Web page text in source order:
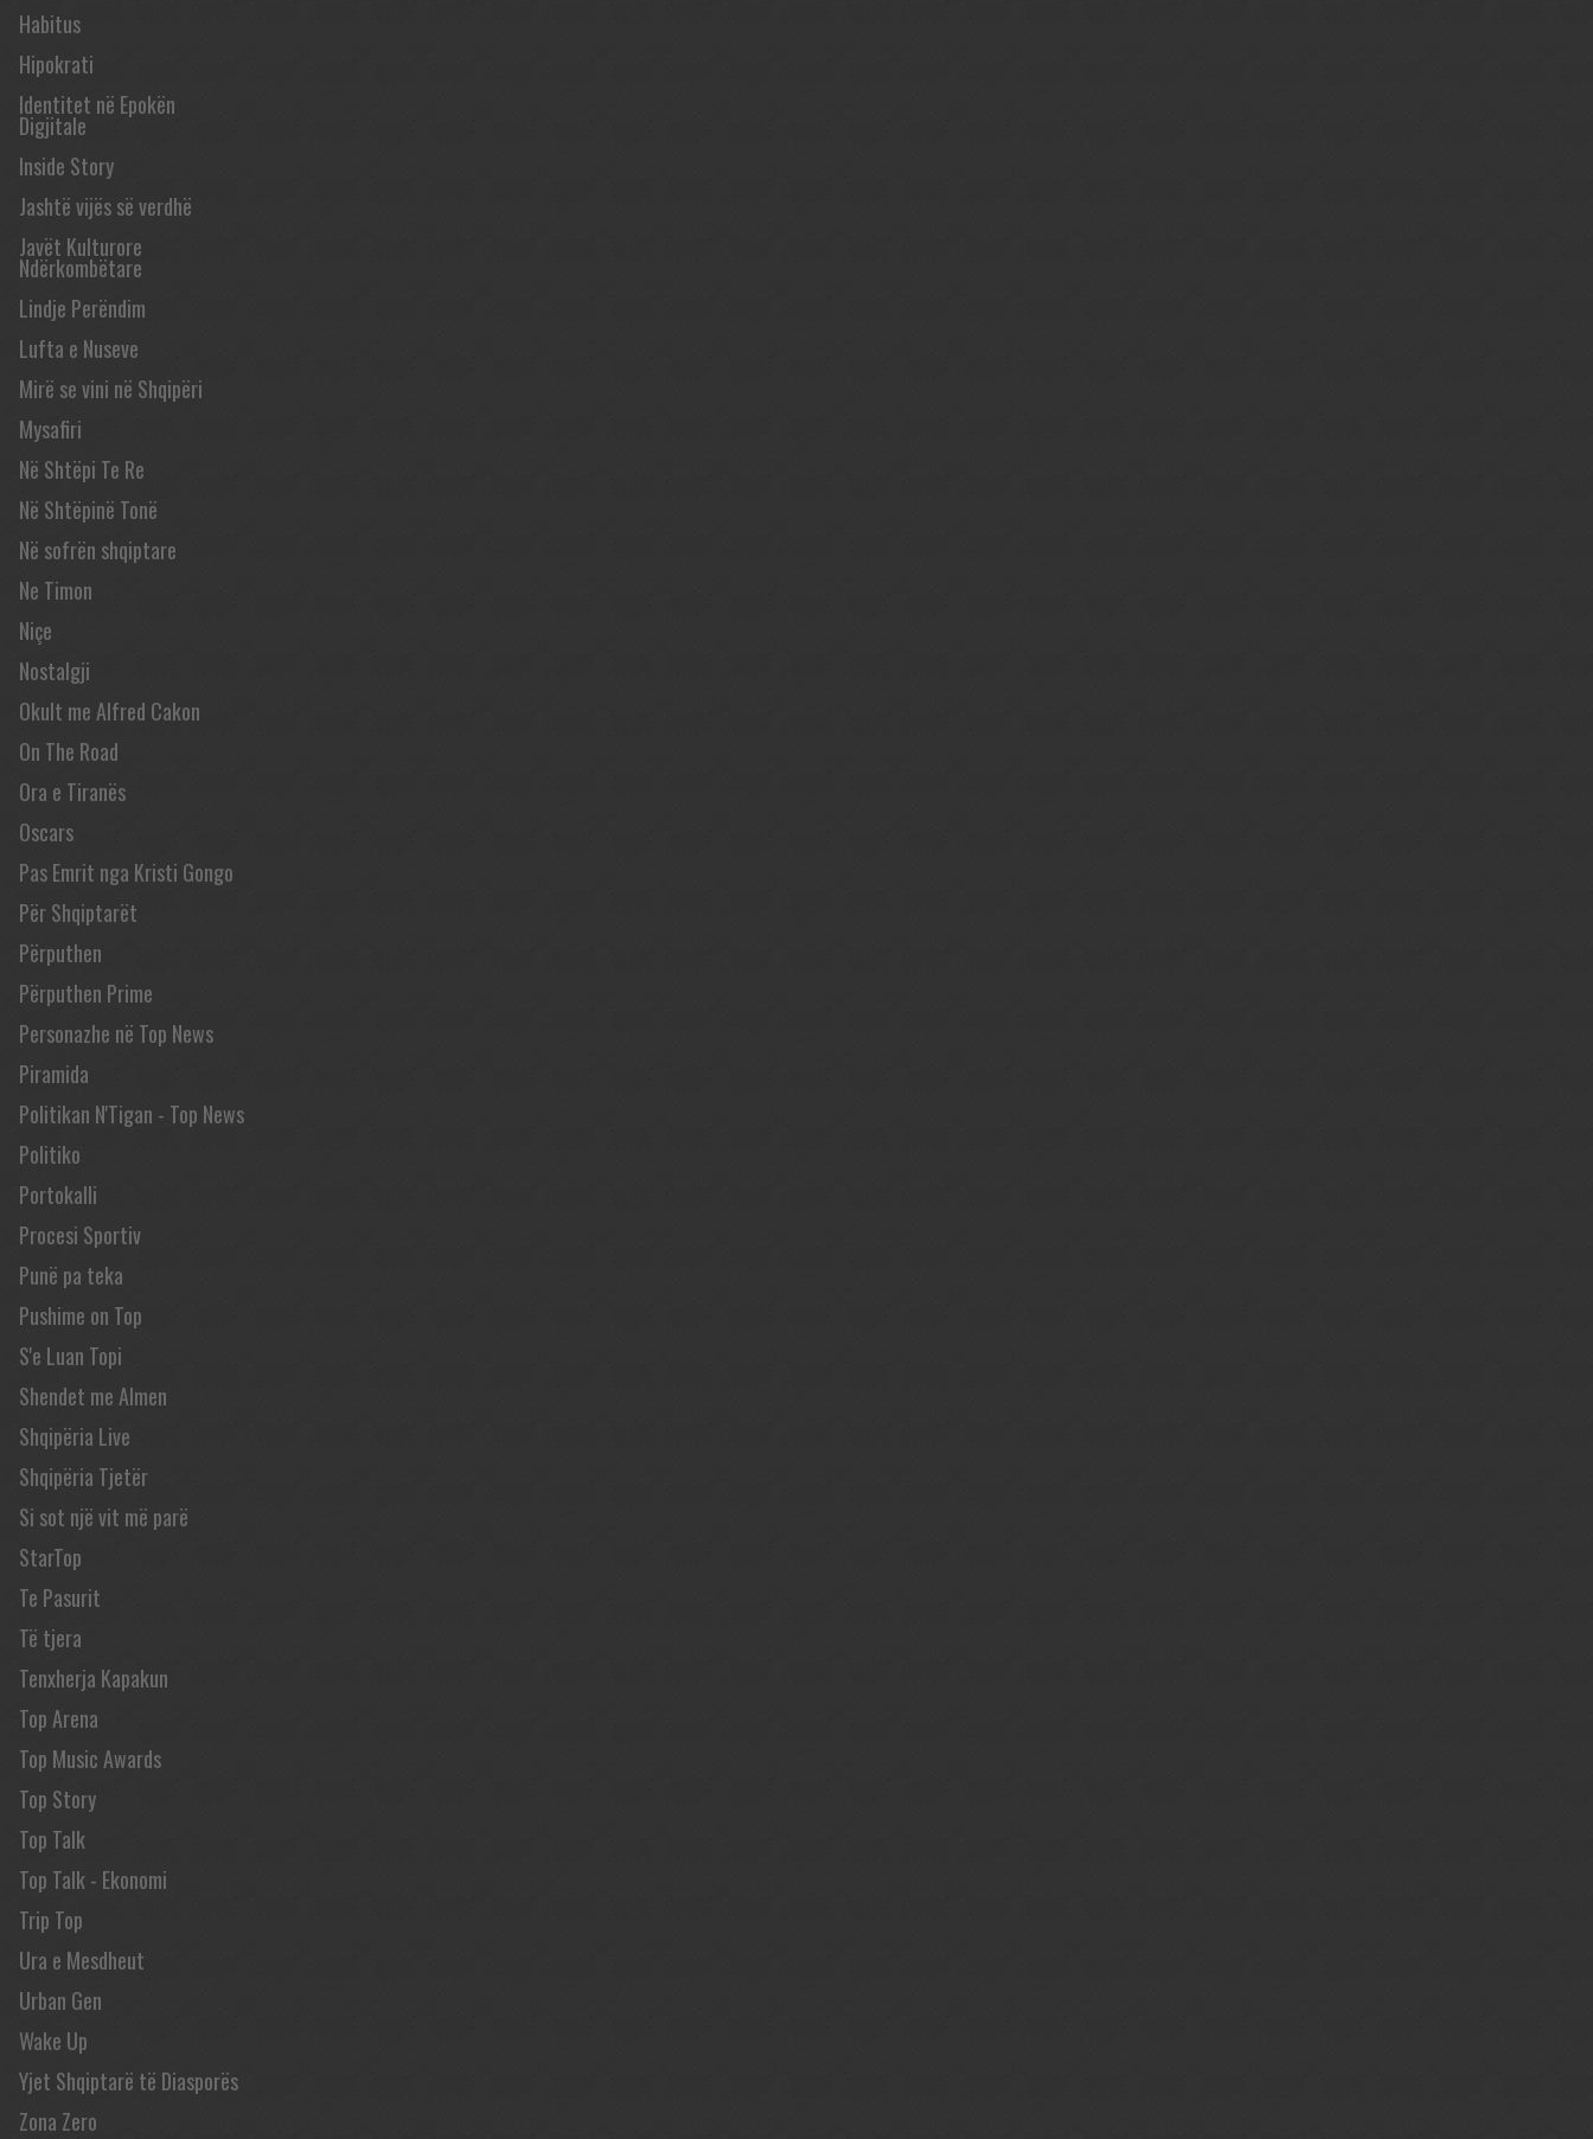
Habitus
Hipokrati
Identitet në Epokën
Digjitale
Inside Story
Jashtë vijës së verdhë
Javët Kulturore
Ndërkombëtare
Lindje Perëndim
Lufta e Nuseve
Mirë se vini në Shqipëri
Mysafiri
Në Shtëpi Te Re
Në Shtëpinë Tonë
Në sofrën shqiptare
Ne Timon
Niçe
Nostalgji
Okult me Alfred Cakon
On The Road
Ora e Tiranës
Oscars
Pas Emrit nga Kristi Gongo
Për Shqiptarët
Përputhen
Përputhen Prime
Personazhe në Top News
Piramida
Politikan N'Tigan - Top News
Politiko
Portokalli
Procesi Sportiv
Punë pa teka
Pushime on Top
S'e Luan Topi
Shendet me Almen
Shqipëria Live
Shqipëria Tjetër
Si sot një vit më parë
StarTop
Te Pasurit
Të tjera
Tenxherja Kapakun
Top Arena
Top Music Awards
Top Story
Top Talk
Top Talk - Ekonomi
Trip Top
Ura e Mesdheut
Urban Gen
Wake Up
Yjet Shqiptarë të Diasporës
Zona Zero